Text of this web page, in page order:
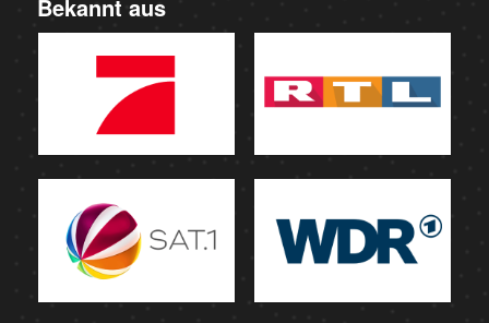
Bekannt aus